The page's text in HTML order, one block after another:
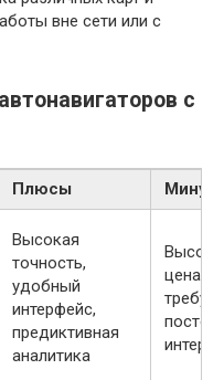
вне сети или с
с
Плюсы
Высокая
точность,
удобный
интерфейс,
предиктивная
аналитика
цена,
требует